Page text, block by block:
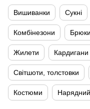
Вишиванки Сукні
Комбінезони Брюки
Жилети Кардигани
Світшоти, толстовки
Костюми